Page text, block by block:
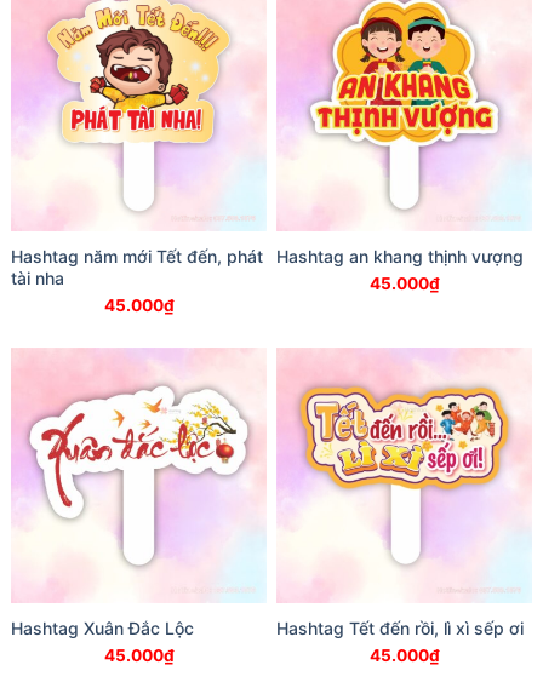
Hashtag năm mới Tết đến, phát
tài nha
45.000₫
Hashtag an khang thịnh vượng
45.000₫
Hashtag Xuân Đắc Lộc
45.000₫
Hashtag Tết đến rồi, lì xì sếp ơi
45.000₫